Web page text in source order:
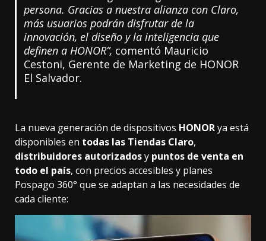
persona. Gracias a nuestra alianza con Claro,
más usuarios podrán disfrutar de la
innovación, el diseño y la inteligencia que
definen a HONOR”, comentó Mauricio
Cestoni, Gerente de Marketing de HONOR
El Salvador.
La nueva generación de dispositivos HONORya está
disponibles en todas las Tiendas Claro,
distribuidores autorizadosy puntos de venta en
todo el país, con precios accesibles y planes
Pospago 360° que se adaptan a las necesidades de
cada cliente: